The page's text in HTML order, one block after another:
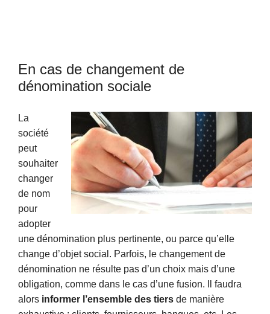
En cas de changement de
dénomination sociale
La
société
peut
souhaiter
changer
de nom
pour
adopter
une dénomination plus pertinente, ou parce qu’elle
change d’objet social. Parfois, le changement de
dénomination ne résulte pas d’un choix mais d’une
obligation, comme dans le cas d’une fusion. Il faudra
alors informer l’ensemble des tiers de manière